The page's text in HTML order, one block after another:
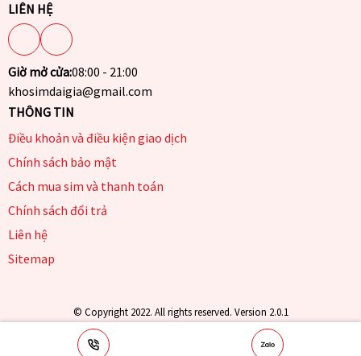
LIÊN HỆ
Giờ mở cửa:08:00 - 21:00
khosimdaigia@gmail.com
THÔNG TIN
Điều khoản và điều kiện giao dịch
Chính sách bảo mật
Cách mua sim và thanh toán
Chính sách đổi trả
Liên hệ
Sitemap
© Copyright 2022. All rights reserved. Version 2.0.1